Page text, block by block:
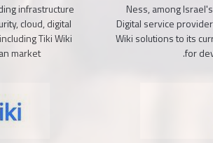
Ness, among
Digital service
Wiki solutions to its
for
infrastructure
cloud, digital
Tiki Wiki
market.